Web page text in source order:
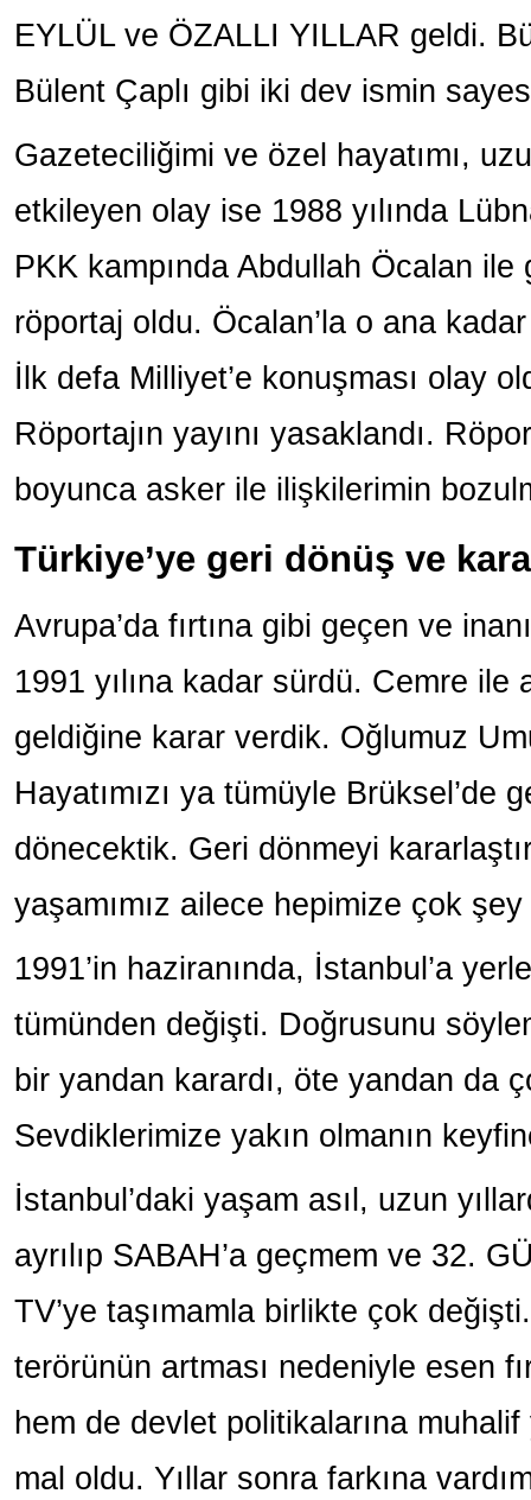
EYLÜL ve ÖZALLI YILLAR geldi.
Bülent Çaplı gibi iki dev ismin
Gazeteciliğimi ve özel hayatımı,
etkileyen olay ise 1988 yılında
PKK kampında Abdullah Öcalan
röportaj oldu. Öcalan’la o ana
İlk defa Milliyet’e konuşması olay
Röportajın yayını yasaklandı.
boyunca asker ile ilişkilerimin
Türkiye’ye geri dönüş ve
Avrupa’da fırtına gibi geçen ve
1991 yılına kadar sürdü. Cemre ile
geldiğine karar verdik. Oğlumuz
Hayatımızı ya tümüyle Brüksel’de
dönecektik. Geri dönmeyi
yaşamımız ailece hepimize çok
1991’in haziranında, İstanbul’a
tümünden değişti. Doğrusunu
bir yandan karardı, öte yandan da
Sevdiklerimize yakın olmanın
İstanbul’daki yaşam asıl, uzun
ayrılıp SABAH’a geçmem ve 32.
TV’ye taşımamla birlikte çok
terörünün artması nedeniyle esen
hem de devlet politikalarına muhalif
mal oldu. Yıllar sonra farkına